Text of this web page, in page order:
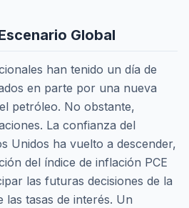
Global
han tenido un día de
en parte por una nueva
petróleo. No obstante,
La confianza del
Unidos ha vuelto a descender,
del índice de inflación PCE
las futuras decisiones de la
las tasas de interés. Un